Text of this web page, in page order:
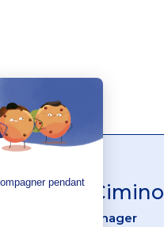
Valentin Cimino
Social Media Manager